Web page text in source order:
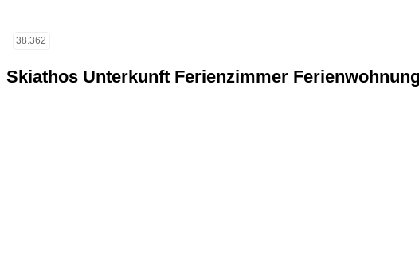
38.362
Skiathos Unterkunft Ferienzimmer